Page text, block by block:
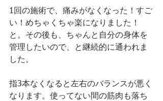
1回の施術で、痛みがなくなった！すご
い！めちゃくちゃ楽になりました！
と。その後も、ちゃんと自分の身体を
管理したいので、と継続的に通われま
した。
指3本なくなると左右のバランスが悪く
なります。使ってない間の筋肉も落ち